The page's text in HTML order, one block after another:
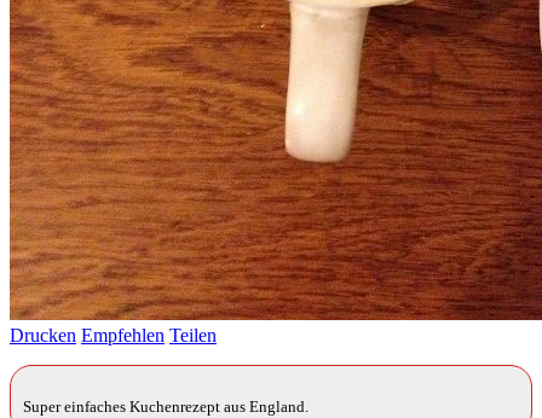
Drucken Empfehlen Teilen
Super einfaches Kuchenrezept aus England.